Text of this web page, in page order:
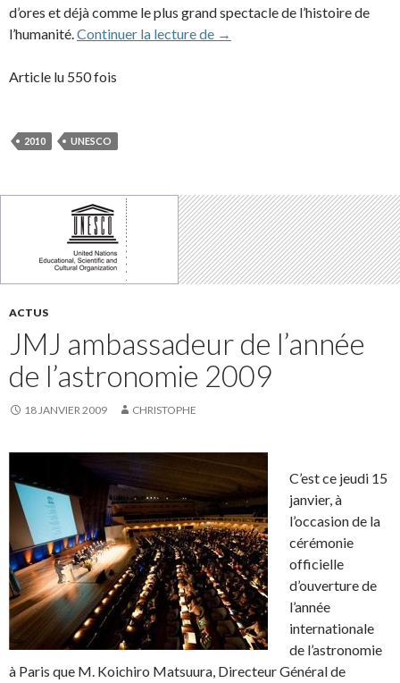
d’ores et déjà comme le plus grand spectacle de l’histoire de
l’humanité.Continuer la lecture de World Sky Race 2010
→
Article lu 550 fois
2010 UNESCO
ACTUS
JMJ ambassadeur de l’année
de l’astronomie 2009
18 JANVIER 2009 CHRISTOPHE
C’est ce jeudi 15
janvier, à
l’occasion de la
cérémonie
officielle
d’ouverture de
l’année
internationale
de l’astronomie
à Paris que M. Koichiro Matsuura, Directeur Général de